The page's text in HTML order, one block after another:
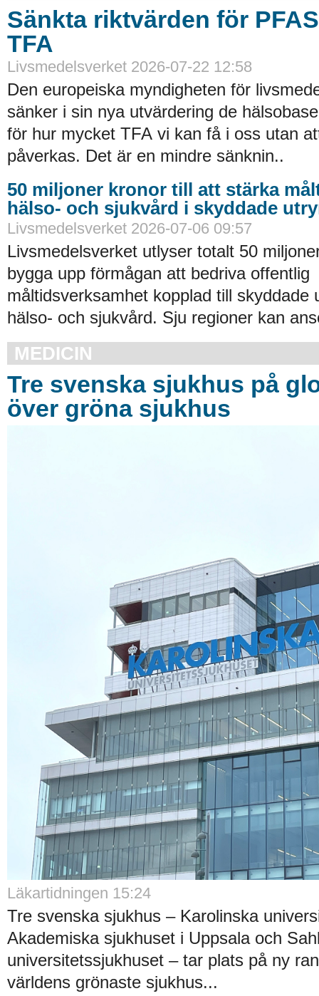
Sänkta riktvärden för
TFA
Livsmedelsverket 2026-07-22 12:58
Den europeiska myndigheten för
sänker i sin nya utvärdering de
för hur mycket TFA vi kan få i oss utan
påverkas. Det är en mindre sänknin..
50 miljoner kronor till att stärka
hälso- och sjukvård i skyddade
Livsmedelsverket 2026-07-06 09:57
Livsmedelsverket utlyser totalt 50
bygga upp förmågan att bedriva offentlig
måltidsverksamhet kopplad till skyddade
hälso- och sjukvård. Sju regioner kan
MEDICIN
Tre svenska sjukhus på
över gröna sjukhus
Läkartidningen 15:24
Tre svenska sjukhus – Karolinska
Akademiska sjukhuset i Uppsala och
universitetssjukhuset – tar plats på ny
världens grönaste sjukhus...